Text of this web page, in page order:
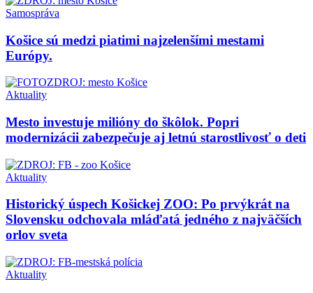
Samospráva
Košice sú medzi piatimi najzelenšími mestami
Európy.
Aktuality
Mesto investuje milióny do škôlok. Popri
modernizácii zabezpečuje aj letnú starostlivosť o deti
Aktuality
Historický úspech Košickej ZOO: Po prvýkrát na
Slovensku odchovala mláďatá jedného z najväčších
orlov sveta
Aktuality